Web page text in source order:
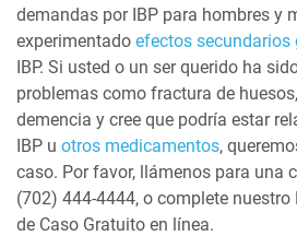
demandas por IBP para hombres y
experimentado efectos secundarios
IBP. Si usted o un ser querido ha
problemas como fractura de
demencia y cree que podría estar
IBP u otros medicamentos,
caso. Por favor, llámenos para una
(702) 444-4444, o complete
de Caso Gratuito en línea.